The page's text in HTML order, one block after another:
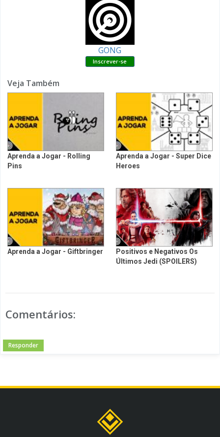
GONG
Veja Também
Aprenda a Jogar - Rolling
Pins
Aprenda a Jogar - Super Dice
Heroes
Aprenda a Jogar - Giftbringer
Positivos e Negativos Os
Últimos Jedi (SPOILERS)
Comentários:
Responder